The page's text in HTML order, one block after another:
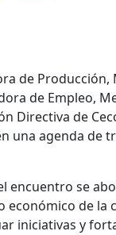
de
de Empleo,
Directiva de
una agenda de
encuentro se
económico de la
iniciativas y